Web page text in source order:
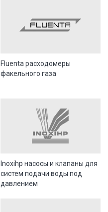
Fluenta расходомеры
факельного газа
Inoxihp насосы и клапаны для
систем подачи воды под
давлением